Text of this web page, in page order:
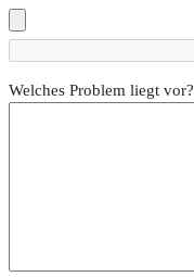
Welches Problem liegt vor?